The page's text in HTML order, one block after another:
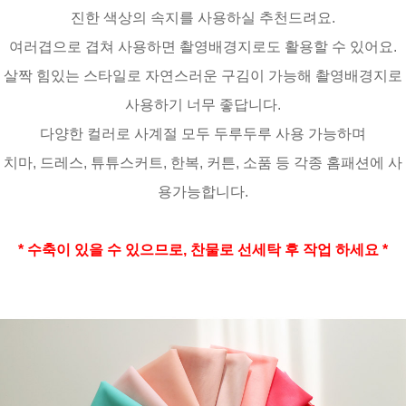
진한 색상의 속지를 사용하실 추천드려요.
여러겹으로 겹쳐 사용하면 촬영배경지로도 활용할 수 있어요.
살짝 힘있는 스타일로 자연스러운 구김이 가능해 촬영배경지로
사용하기 너무 좋답니다.
다양한 컬러로 사계절 모두 두루두루 사용 가능하며
치마, 드레스, 튜튜스커트, 한복, 커튼, 소품 등 각종 홈패션에 사
용가능합니다.
* 수축이 있을 수 있으므로, 찬물로 선세탁 후 작업 하세요 *